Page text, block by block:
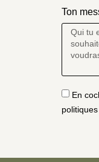
Ton
En